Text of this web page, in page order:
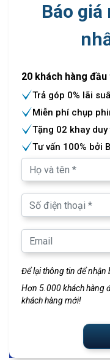
Báo
20 khách hàng
Trả góp 0% lãi
Miễn phí chụp
Tặng 02 khay
Tư vấn 100% bởi
Để lại thông tin để nhận
Hơn 5.000 khách hàng
khách hàng mới!